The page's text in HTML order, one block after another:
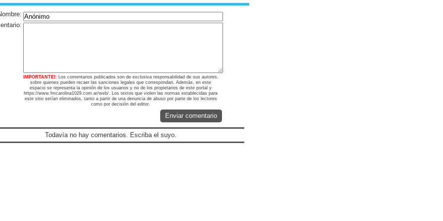
IMPORTANTE!: Los comentarios publicados son de exclusiva responsabilidad de sus autores,
sobre quienes pueden recaer las sanciones legales que correspondan. Además, en este
espacio se representa la opinión de los usuarios y no de los propietarios de este portal y
https://www.fmcarolina1029.com.ar/web/. Los textos que violen las normas establecidas para
este sitio serían eliminados, tanto a partir de una denuncia de abuso por parte de los lectores
como por decisión del editor.
Enviar comentario
Todavía no hay comentarios. Escriba el suyo.